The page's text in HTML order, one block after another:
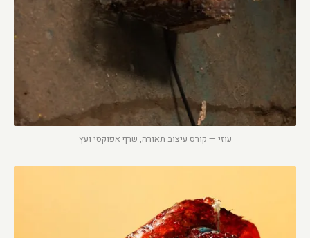
עוזי — קורס עיצוב תאורה, שרף אפוקסי ועץ